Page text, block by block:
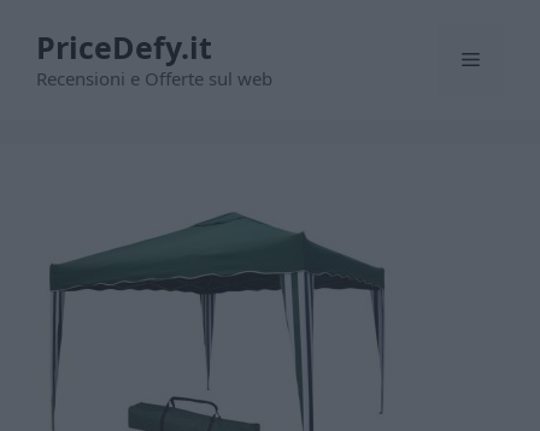
contenuto
PriceDefy.it
Recensioni e Offerte sul web
Menu